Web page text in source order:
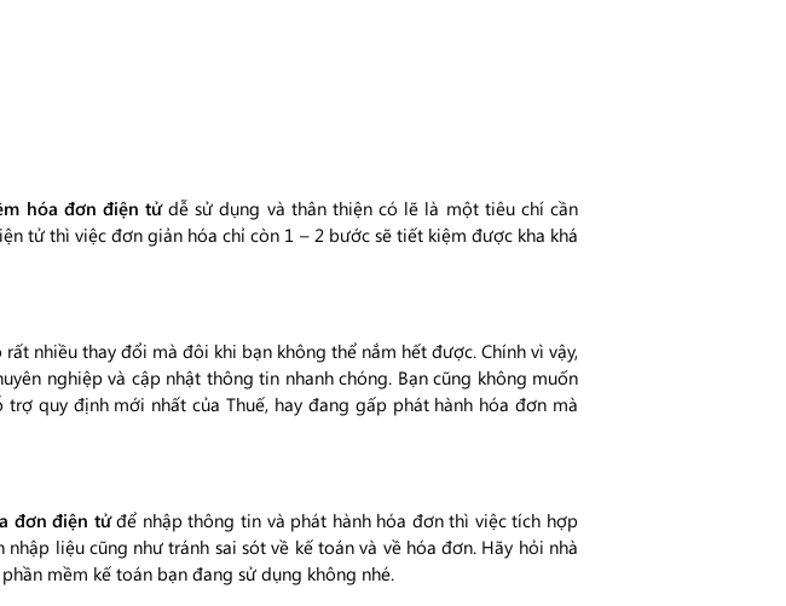
hóa đơn điện tửdễ sử dụng và thân thiện có lẽ là một tiêu chí cần
tử thì việc đơn giản hóa chỉ còn 1 – 2 bước sẽ tiết kiệm được kha khá
nhiều thay đổi mà đôi khi bạn không thể nắm hết được. Chính vì vậy,
nghiệp và cập nhật thông tin nhanh chóng. Bạn cũng không muốn
quy định mới nhất của Thuế, hay đang gấp phát hành hóa đơn mà
đơn điện tửđể nhập thông tin và phát hành hóa đơn thì việc tích hợp
liệu cũng như tránh sai sót về kế toán và về hóa đơn. Hãy hỏi nhà
mềm kế toán bạn đang sử dụng không nhé.